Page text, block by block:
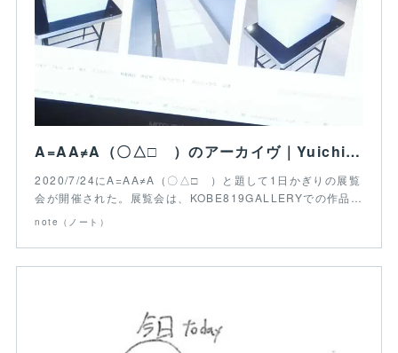
A=AA≠A（〇△□ ）のアーカイヴ｜Yuichiro Higshiji_write｜note
2020/7/24にA=AA≠A（〇△□ ）と題して1日かぎりの展覧
会が開催された。展覧会は、KOBE819GALLERYでの作品…
note（ノート）